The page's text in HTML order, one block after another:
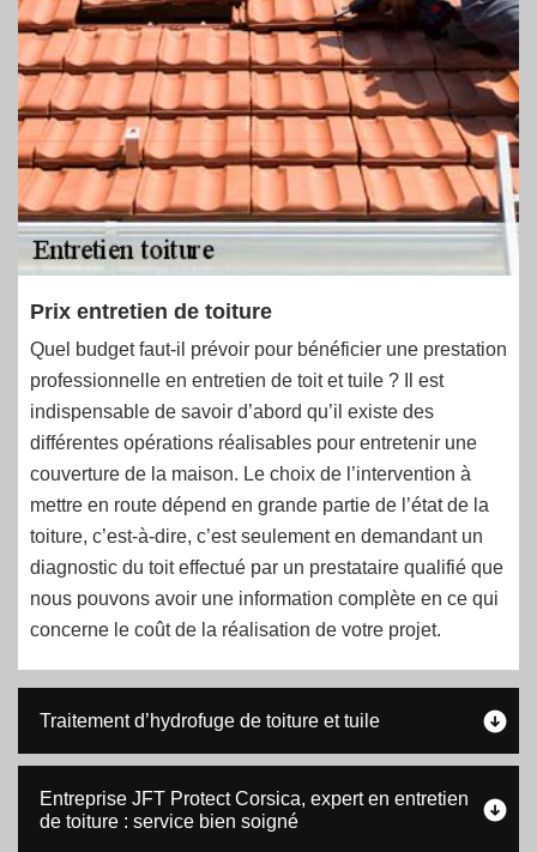
Prix entretien de toiture
Quel budget faut-il prévoir pour bénéficier une prestation
professionnelle en entretien de toit et tuile ? Il est
indispensable de savoir d’abord qu’il existe des
différentes opérations réalisables pour entretenir une
couverture de la maison. Le choix de l’intervention à
mettre en route dépend en grande partie de l’état de la
toiture, c’est-à-dire, c’est seulement en demandant un
diagnostic du toit effectué par un prestataire qualifié que
nous pouvons avoir une information complète en ce qui
concerne le coût de la réalisation de votre projet.
Traitement d’hydrofuge de toiture et tuile
Entreprise JFT Protect Corsica, expert en entretien
de toiture : service bien soigné